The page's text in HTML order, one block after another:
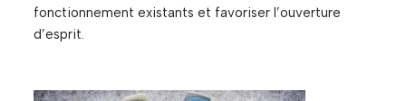
fonctionnement existants et favoriser l’ouverture
d’esprit.